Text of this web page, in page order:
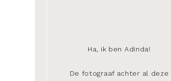
Ha, ik ben Adinda!
De fotograaf achter al deze